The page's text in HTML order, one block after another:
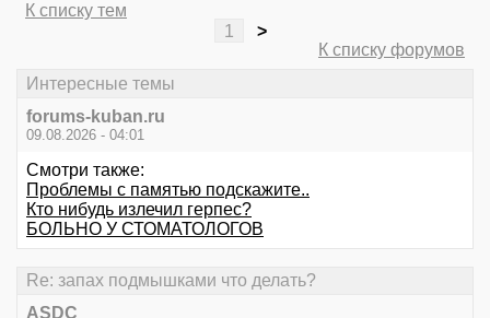
К списку тем
1
>
К списку форумов
Интересные темы
forums-kuban.ru
09.08.2026 - 04:01
Смотри также:
Проблемы с памятью подскажите..
Кто нибудь излечил герпес?
БОЛЬНО У СТОМАТОЛОГОВ
Re: запах подмышками что делать?
ASDC